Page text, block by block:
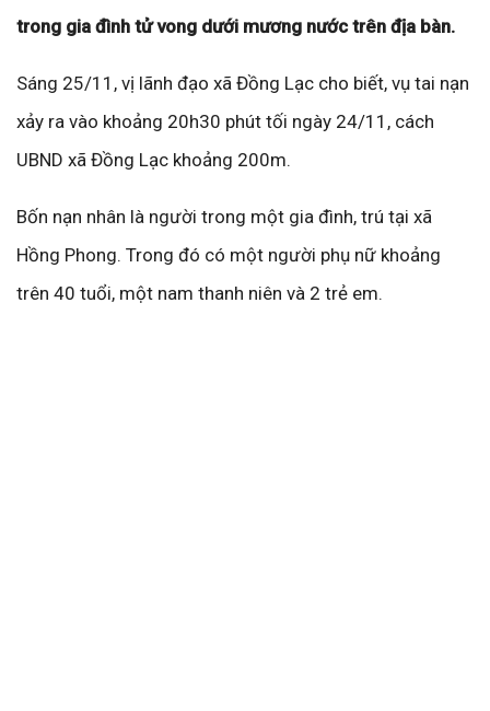
trong gia đình tử vong dưới mương nước trên địa bàn.
Sáng 25/11, vị lãnh đạo xã Đồng Lạc cho biết, vụ tai nạn
xảy ra vào khoảng 20h30 phút tối ngày 24/11, cách
UBND xã Đồng Lạc khoảng 200m.
Bốn nạn nhân là người trong một gia đình, trú tại xã
Hồng Phong. Trong đó có một người phụ nữ khoảng
trên 40 tuổi, một nam thanh niên và 2 trẻ em.